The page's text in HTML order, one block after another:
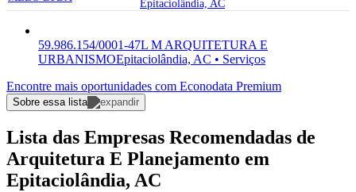
Epitaciolândia, AC
59.986.154/0001-47L M ARQUITETURA E
URBANISMOEpitaciolândia, AC • Serviços
Encontre mais oportunidades com Econodata Premium
Sobre essa lista
Lista das Empresas Recomendadas de
Arquitetura E Planejamento em
Epitaciolândia, AC